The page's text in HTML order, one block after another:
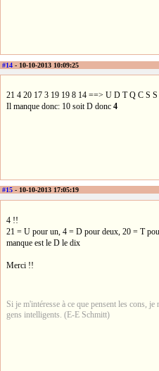
#14 - 10-10-2013 10:09:25
21 4 20 17 3 19 19 8 14 ==> U D T Q C S
Il manque donc: 10 soit D donc 4
#15 - 10-10-2013 17:05:19
4 !!
21 = U pour un, 4 = D pour deux, 20 = T
manque est le D le dix
Merci !!
Si je m'intéresse à ce que pensent les cons,
gens intelligents. (E-E Schmitt)